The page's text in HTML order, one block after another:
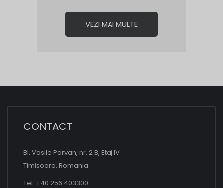
VEZI MAI MULTE
CONTACT
Bl. Vasile Parvan, nr. 2 B, Etaj IV
Timisoara, Romania
Tel: +40 256 403300